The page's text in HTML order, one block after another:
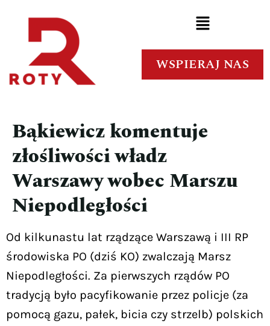
WSPIERAJ NAS
Bąkiewicz komentuje
złośliwości władz
Warszawy wobec Marszu
Niepodległości
Od kilkunastu lat rządzące Warszawą i III RP
środowiska PO (dziś KO) zwalczają Marsz
Niepodległości. Za pierwszych rządów PO
tradycją było pacyfikowanie przez policje (za
pomocą gazu, pałek, bicia czy strzelb) polskich